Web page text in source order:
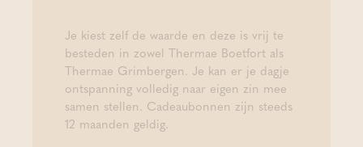
Je kiest zelf de waarde en deze is vrij te
besteden in zowel Thermae Boetfort als
Thermae Grimbergen. Je kan er je dagje
ontspanning volledig naar eigen zin mee
samen stellen. Cadeaubonnen zijn steeds
12 maanden geldig.